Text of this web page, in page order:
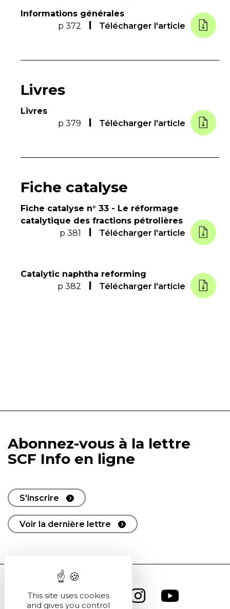
Informations générales
p 372
Télécharger l'article
Livres
Livres
p 379
Télécharger l'article
Fiche catalyse
Fiche catalyse n° 33 - Le réformage
catalytique des fractions pétrolières
p 381
Télécharger l'article
Catalytic naphtha reforming
p 382
Télécharger l'article
Abonnez-vous à la lettre
SCF Info en ligne
S'inscrire
Voir la dernière lettre
This site uses cookies
and gives you control